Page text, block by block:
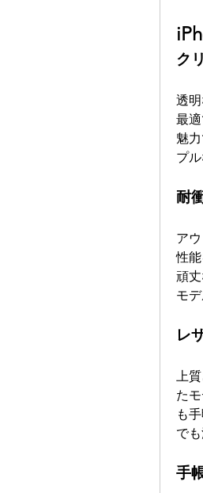
ク
透
最
魅
プ
耐
ア
性
頑
モ
レ
上
た
も
でも
手